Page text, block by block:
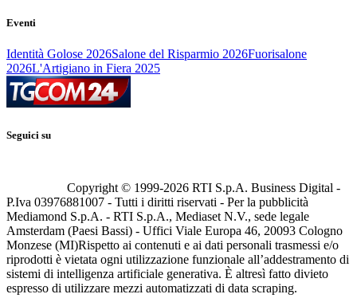
Eventi
Identità Golose 2026Salone del Risparmio 2026Fuorisalone
2026L'Artigiano in Fiera 2025
Seguici su
Copyright © 1999-2026 RTI S.p.A. Business Digital -
P.Iva 03976881007 - Tutti i diritti riservati - Per la pubblicità
Mediamond S.p.A. - RTI S.p.A., Mediaset N.V., sede legale
Amsterdam (Paesi Bassi) - Uffici Viale Europa 46, 20093 Cologno
Monzese (MI)Rispetto ai contenuti e ai dati personali trasmessi e/o
riprodotti è vietata ogni utilizzazione funzionale all’addestramento di
sistemi di intelligenza artificiale generativa. È altresì fatto divieto
espresso di utilizzare mezzi automatizzati di data scraping.